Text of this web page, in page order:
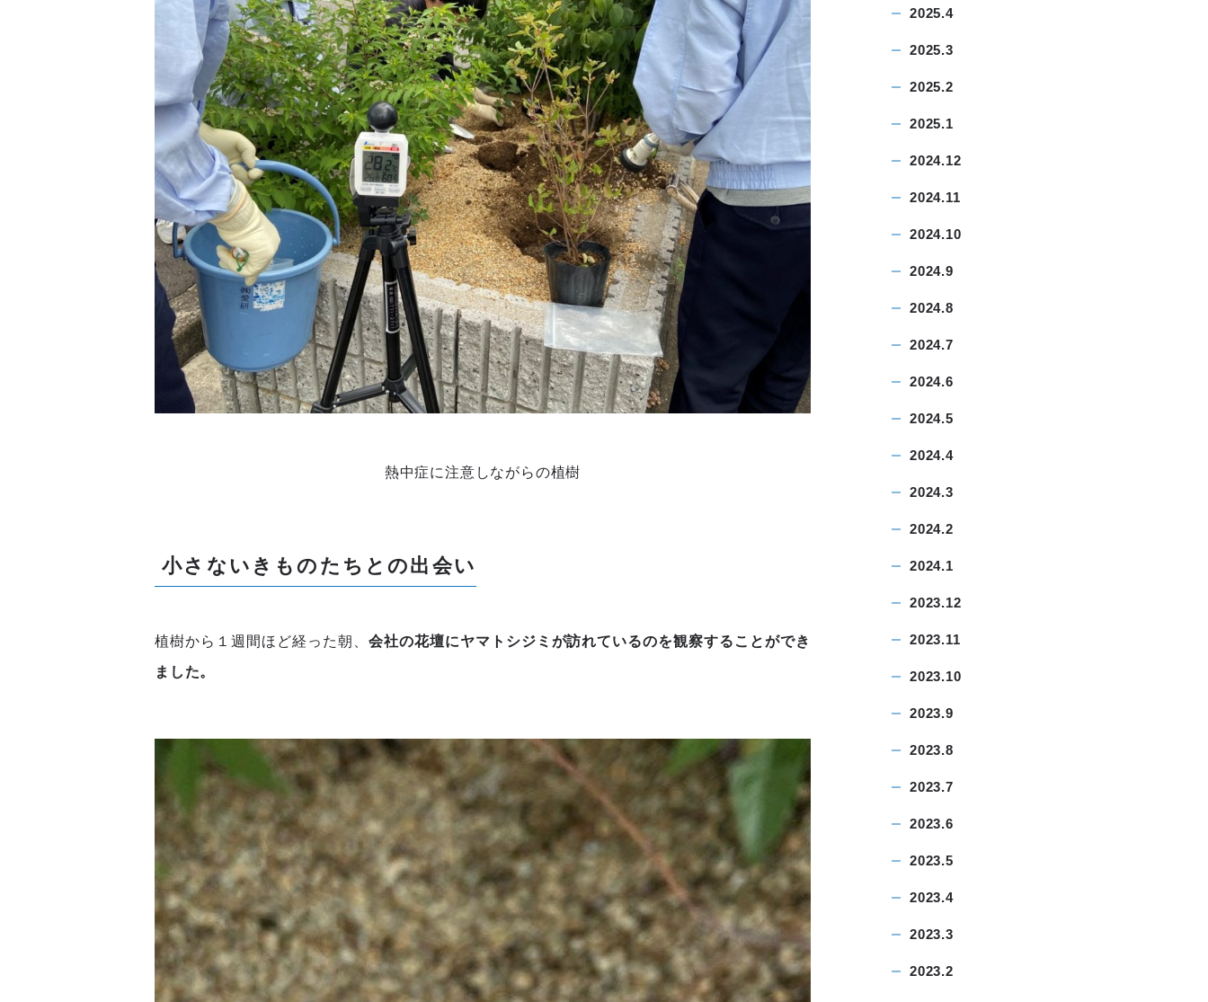
熱中症に注意しながらの植樹
小さないきものたちとの出会い
植樹から１週間ほど経った朝、 会社の花壇にヤマトシジミが訪れているのを観察することができ
ました。
2025.4
2025.3
2025.2
2025.1
2024.12
2024.11
2024.10
2024.9
2024.8
2024.7
2024.6
2024.5
2024.4
2024.3
2024.2
2024.1
2023.12
2023.11
2023.10
2023.9
2023.8
2023.7
2023.6
2023.5
2023.4
2023.3
2023.2